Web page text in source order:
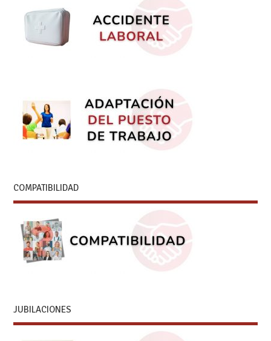
COMPATIBILIDAD
JUBILACIONES